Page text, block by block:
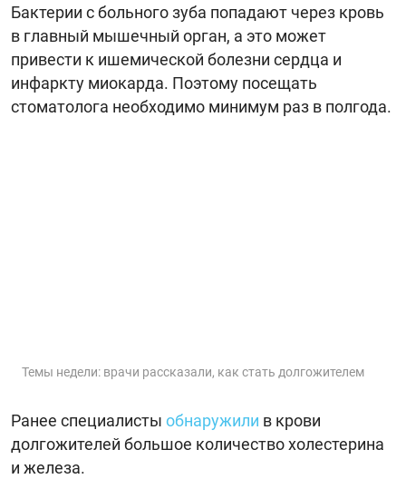
Бактерии с больного зуба попадают через кровь
в главный мышечный орган, а это может
привести к ишемической болезни сердца и
инфаркту миокарда. Поэтому посещать
стоматолога необходимо минимум раз в полгода.
Темы недели: врачи рассказали, как стать долгожителем
Ранее специалисты обнаружили в крови
долгожителей большое количество холестерина
и железа.